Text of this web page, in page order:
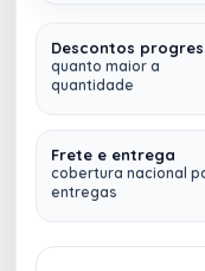
Welcome Kit
seu jeito, com a
Fino
Rígida +
Descontos
quanto maior a
quantidade
Frete e entrega
cobertura nacional
entregas